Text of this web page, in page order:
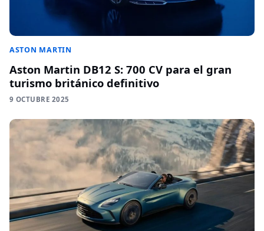
ASTON MARTIN
Aston Martin DB12 S: 700 CV para el gran
turismo británico definitivo
9 OCTUBRE 2025